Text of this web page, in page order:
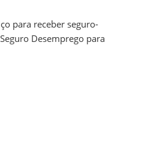
para receber seguro-
Desemprego para